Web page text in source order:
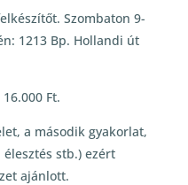
Szombaton 9-
1213 Bp. Hollandi út
Ft.
a második gyakorlat,
stb.) ezért
ajánlott.